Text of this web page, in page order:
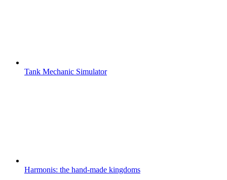
Tank Mechanic Simulator
Harmonis: the hand-made kingdoms